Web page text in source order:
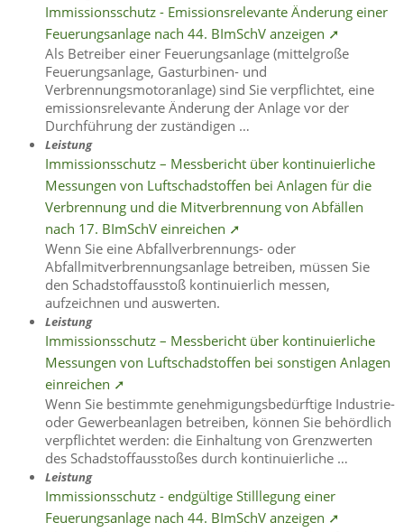
Immissionsschutz - Emissionsrelevante Änderung einer
Feuerungsanlage nach 44. BImSchV anzeigen ➚
Als Betreiber einer Feuerungsanlage (mittelgroße
Feuerungsanlage, Gasturbinen- und
Verbrennungsmotoranlage) sind Sie verpflichtet, eine
emissionsrelevante Änderung der Anlage vor der
Durchführung der zuständigen …
Leistung
Immissionsschutz – Messbericht über kontinuierliche
Messungen von Luftschadstoffen bei Anlagen für die
Verbrennung und die Mitverbrennung von Abfällen
nach 17. BImSchV einreichen ➚
Wenn Sie eine Abfallverbrennungs- oder
Abfallmitverbrennungsanlage betreiben, müssen Sie
den Schadstoffausstoß kontinuierlich messen,
aufzeichnen und auswerten.
Leistung
Immissionsschutz – Messbericht über kontinuierliche
Messungen von Luftschadstoffen bei sonstigen Anlagen
einreichen ➚
Wenn Sie bestimmte genehmigungsbedürftige Industrie-
oder Gewerbeanlagen betreiben, können Sie behördlich
verpflichtet werden: die Einhaltung von Grenzwerten
des Schadstoffausstoßes durch kontinuierliche …
Leistung
Immissionsschutz - endgültige Stilllegung einer
Feuerungsanlage nach 44. BImSchV anzeigen ➚